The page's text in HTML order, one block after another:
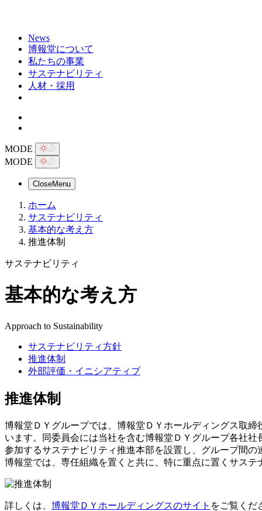
News
博報堂について
私たちの事業
サステナビリティ
人材・採用
MODE
MODE
CloseMenu
ホーム
サステナビリティ
基本的な考え方
推進体制
サステナビリティ
基本的な考え方
Approach to Sustainability
サステナビリティ方針
推進体制
外部評価・イニシアティブ
推進体制
博報堂ＤＹグループでは、博報堂ＤＹホールディングス取
います。同委員会には当社を含む博報堂ＤＹグループ各社
参加するサステナビリティ推進本部を設置し、グループ間の
博報堂では、専任組織を置くと共に、特に重点に置くサス
詳しくは、 博報堂ＤＹホールディングスのサイト をご覧くだ